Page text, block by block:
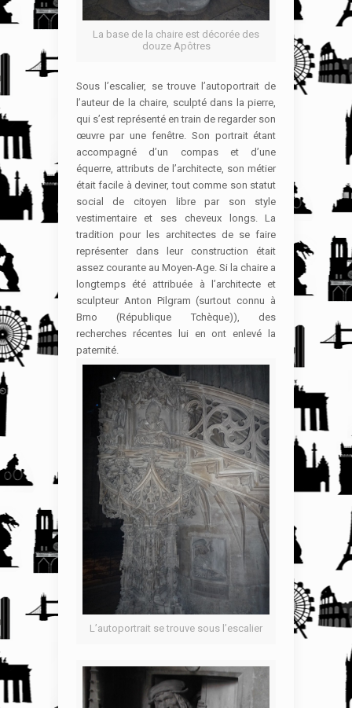
La base de la chaire est décorée des
douze Apôtres
Sous l’escalier, se trouve l’autoportrait de
l’auteur de la chaire, sculpté dans la pierre,
qui s’est représenté en train de regarder son
œuvre par une fenêtre. Son portrait étant
accompagné d’un compas et d’une
équerre, attributs de l’architecte, son métier
était facile à deviner, tout comme son statut
social de citoyen libre par son style
vestimentaire et ses cheveux longs. La
tradition pour les architectes de se faire
représenter dans leur construction était
assez courante au Moyen-Age. Si la chaire a
longtemps été attribuée à l’architecte et
sculpteur Anton Pilgram (surtout connu à
Brno (République Tchèque)), des
recherches récentes lui en ont enlevé la
paternité.
L’autoportrait se trouve sous l’escalier